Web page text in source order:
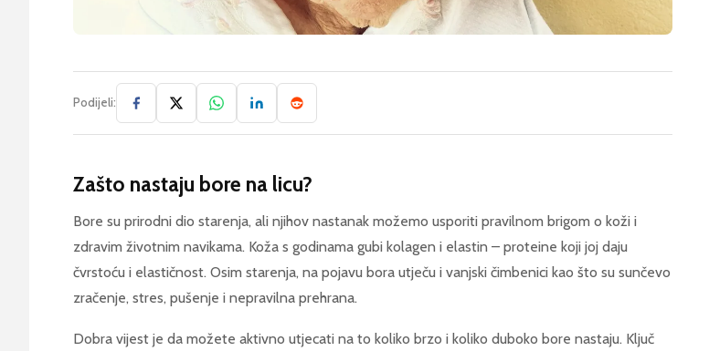
Podijeli:
Zašto nastaju bore na licu?
Bore su prirodni dio starenja, ali njihov nastanak možemo usporiti pravilnom brigom o koži i
zdravim životnim navikama. Koža s godinama gubi kolagen i elastin – proteine koji joj daju
čvrstoću i elastičnost. Osim starenja, na pojavu bora utječu i vanjski čimbenici kao što su sunčevo
zračenje, stres, pušenje i nepravilna prehrana.
Dobra vijest je da možete aktivno utjecati na to koliko brzo i koliko duboko bore nastaju. Ključ